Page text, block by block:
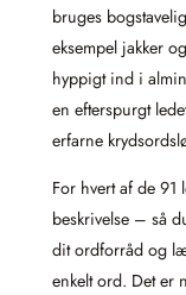
bruges
eksempel jakker
hyppigt ind i
en efterspurgt
erfarne
For hvert af de
beskrivelse – så
dit ordforråd og
enkelt ord. Det er